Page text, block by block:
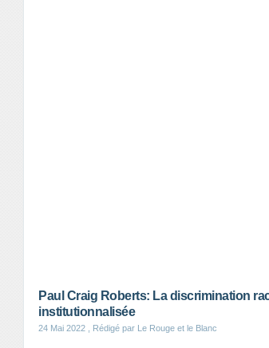
Paul Craig Roberts: La discrimination
institutionnalisée
24 Mai 2022 , Rédigé par Le Rouge et le Blanc